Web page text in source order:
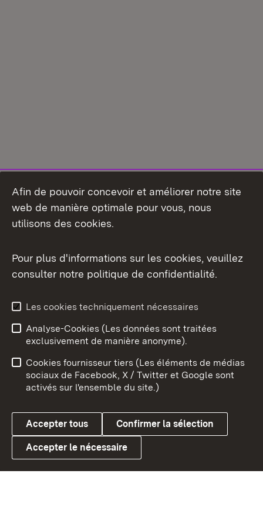
Aperçu des thèmes
Link zum Landesportal
Conseils d'utilisation
Confidentialité
Cookies
Afin de pouvoir concevoir et améliorer notre site
web de manière optimale pour vous, nous
utilisons des cookies.
Pour plus d'informations sur les cookies, veuillez
consulter notre politique de confidentialité.
Les cookies techniquement nécessaires
Analyse-Cookies (Les données sont traitées
exclusivement de manière anonyme).
Cookies fournisseur tiers (Les éléments de médias
sociaux de Facebook, X / Twitter et Google sont
activés sur l'ensemble du site.)
Accepter tous Confirmer la sélection
Accepter le nécessaire